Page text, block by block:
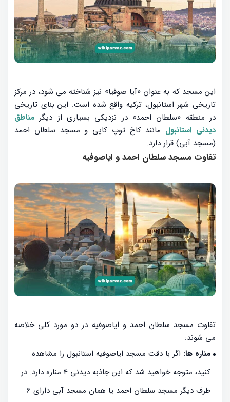
این مسجد که به عنوان «آیا صوفیا» نیز شناخته می شود، در مرکز
تاریخی شهر استانبول، ترکیه واقع شده است. این بنای تاریخی
در منطقه «سلطان احمد» در نزدیکی بسیاری از دیگر مناطق
دیدنی استانبول مانند کاخ توپ کاپی و مسجد سلطان احمد
(مسجد آبی) قرار دارد.
تفاوت مسجد سلطان احمد و ایاصوفیه
تفاوت مسجد سلطان احمد و ایاصوفیه در دو مورد کلی خلاصه
می شوند:
مناره ها: اگر با دقت مسجد ایاصوفیه استانبول را مشاهده
کنید، متوجه خواهید شد که این جاذبه دیدنی 4 مناره دارد. در
طرف دیگر مسجد سلطان احمد یا همان مسجد آبی دارای 6